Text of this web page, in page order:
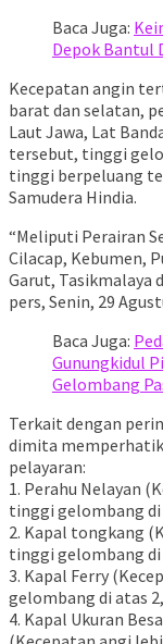
Baca Juga:
Depok Bantul
Kecepatan angin
barat dan selatan,
Laut Jawa, Lat
tersebut, tinggi
tinggi berpeluang
Samudera Hindia.
“Meliputi Perairan
Cilacap, Kebumen,
Garut, Tasikmalaya
pers, Senin, 29
Baca Juga:
Gunungkidul
Gelombang
Terkait dengan
dimita
pelayaran:
1. Perahu Nelayan
tinggi gelombang
2. Kapal tongkang
tinggi gelombang
3. Kapal Ferry
gelombang di atas
4. Kapal Ukuran